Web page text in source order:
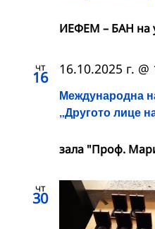
ИЕФЕМ – БАН на
чт
16
Международна
„Другото лице
16.10.2025 г. @
зала "Проф.
чт
30